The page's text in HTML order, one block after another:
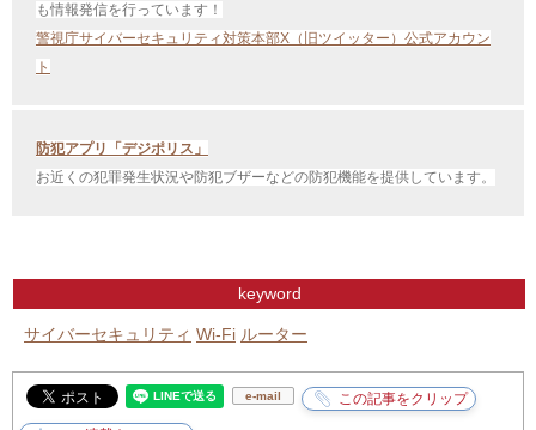
も情報発信を行っています！
警視庁サイバーセキュリティ対策本部X（旧ツイッター）公式アカウン
ト
防犯アプリ「デジポリス」
お近くの犯罪発生状況や防犯ブザーなどの防犯機能を提供しています。
keyword
サイバーセキュリティ Wi-Fi ルーター
e-mail